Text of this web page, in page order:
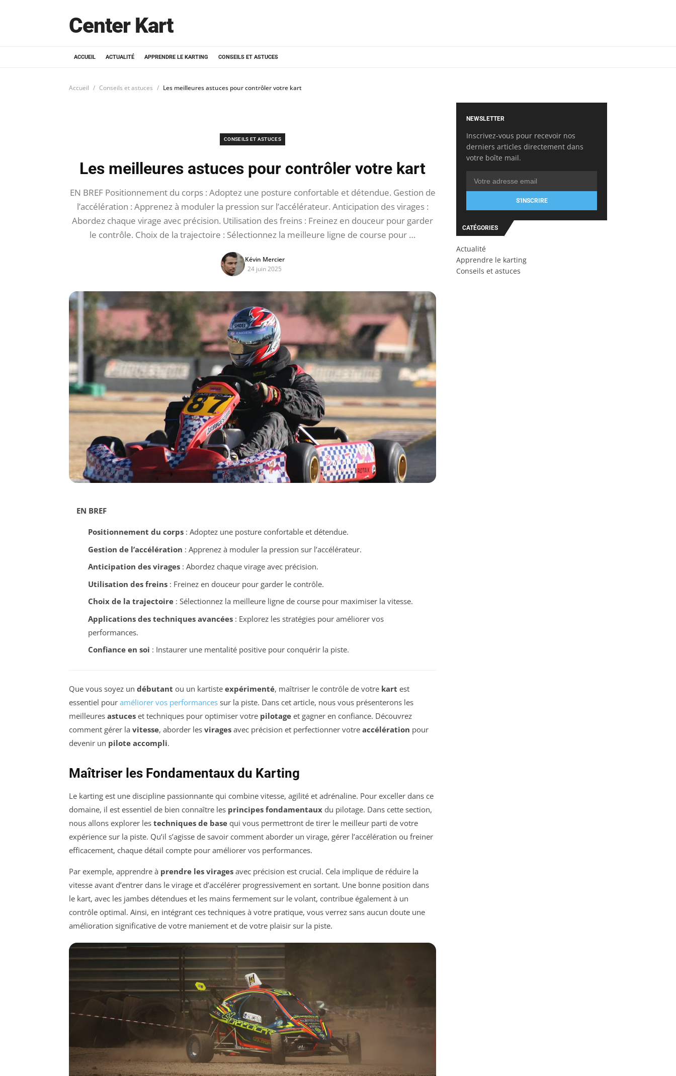
Center Kart
ACCUEIL ACTUALITÉ APPRENDRE LE KARTING CONSEILS ET ASTUCES
Accueil Conseils et astuces Les meilleures astuces pour contrôler votre kart
CONSEILS ET ASTUCES
Les meilleures astuces pour contrôler votre kart
EN BREF Positionnement du corps : Adoptez une posture confortable et détendue. Gestion de
l’accélération : Apprenez à moduler la pression sur l’accélérateur. Anticipation des virages :
Abordez chaque virage avec précision. Utilisation des freins : Freinez en douceur pour garder
le contrôle. Choix de la trajectoire : Sélectionnez la meilleure ligne de course pour …
Kévin Mercier
24 juin 2025
EN BREF
Positionnement du corps: Adoptez une posture confortable et détendue.
Gestion de l’accélération : Apprenez à moduler la pression sur l’accélérateur.
Anticipation des virages: Abordez chaque virage avec précision.
Utilisation des freins: Freinez en douceur pour garder le contrôle.
Choix de la trajectoire: Sélectionnez la meilleure ligne de course pour maximiser la vitesse.
Applications des techniques avancées: Explorez les stratégies pour améliorer vos
performances.
Confiance en soi : Instaurer une mentalité positive pour conquérir la piste.
Que vous soyez un débutant ou un kartiste expérimenté, maîtriser le contrôle de votre kart est
essentiel pour améliorer vos performances sur la piste. Dans cet article, nous vous présenterons les
meilleures astuces et techniques pour optimiser votre pilotage et gagner en confiance. Découvrez
comment gérer la vitesse, aborder les virages avec précision et perfectionner votre accélération pour
devenir un pilote accompli.
Maîtriser les Fondamentaux du Karting
Le karting est une discipline passionnante qui combine vitesse, agilité et adrénaline. Pour exceller dans ce
domaine, il est essentiel de bien connaître les principes fondamentaux du pilotage. Dans cette section,
nous allons explorer les techniques de base qui vous permettront de tirer le meilleur parti de votre
expérience sur la piste. Qu’il s’agisse de savoir comment aborder un virage, gérer l’accélération ou freiner
efficacement, chaque détail compte pour améliorer vos performances.
Par exemple, apprendre à prendre les virages avec précision est crucial. Cela implique de réduire la
vitesse avant d’entrer dans le virage et d’accélérer progressivement en sortant. Une bonne position dans
le kart, avec les jambes détendues et les mains fermement sur le volant, contribue également à un
contrôle optimal. Ainsi, en intégrant ces techniques à votre pratique, vous verrez sans aucun doute une
amélioration significative de votre maniement et de votre plaisir sur la piste.
NEWSLETTER
Inscrivez-vous pour recevoir nos
derniers articles directement dans
votre boîte mail.
S'INSCRIRE
CATÉGORIES
Actualité
Apprendre le karting
Conseils et astuces